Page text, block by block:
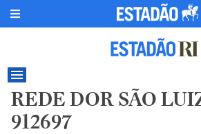
REDE DOR SÃO
912697